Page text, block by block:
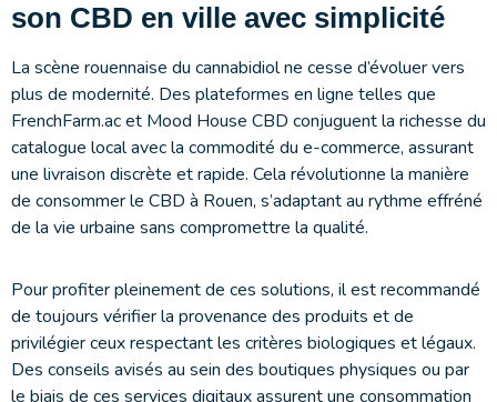
son CBD en ville avec simplicité
La scène rouennaise du cannabidiol ne cesse d’évoluer vers
plus de modernité. Des plateformes en ligne telles que
FrenchFarm.ac et Mood House CBD conjuguent la richesse du
catalogue local avec la commodité du e-commerce, assurant
une livraison discrète et rapide. Cela révolutionne la manière
de consommer le CBD à Rouen, s’adaptant au rythme effréné
de la vie urbaine sans compromettre la qualité.
Pour profiter pleinement de ces solutions, il est recommandé
de toujours vérifier la provenance des produits et de
privilégier ceux respectant les critères biologiques et légaux.
Des conseils avisés au sein des boutiques physiques ou par
le biais de ces services digitaux assurent une consommation